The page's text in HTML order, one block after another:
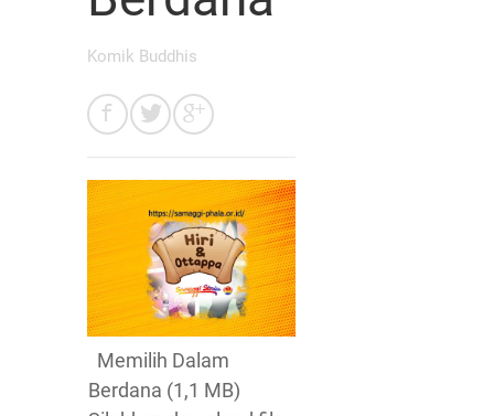
Komik Buddhis
Memilih Dalam
Berdana (1,1 MB)